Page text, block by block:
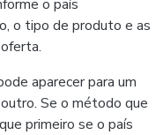
o país
o tipo de produto e as
aparecer para um
Se o método que
primeiro se o país